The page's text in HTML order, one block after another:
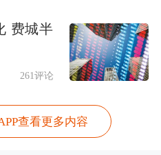
多高质量岗位。实
，增强新兴技术创
新热点转化为就业
费城半
261评论
查看更多内容